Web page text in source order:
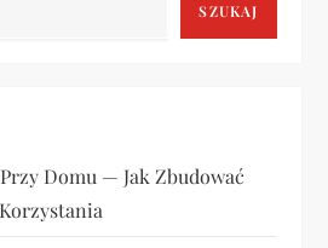
SZUKAJ
Domu — Jak Zbudować